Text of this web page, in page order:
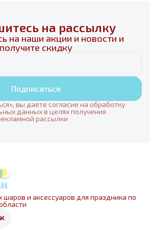
на рассылку
на наши акции и новости и
получите скидку
Подписаться
вы даете согласие на обработку
данных в целях получения
рассылки
и аксессуаров для праздника по